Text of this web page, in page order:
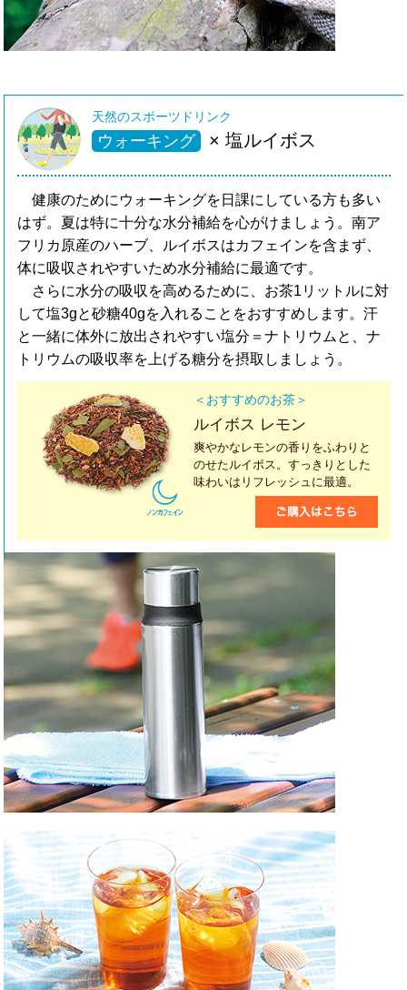
天然のスポーツドリンク
ウォーキング × 塩ルイボス
健康のためにウォーキングを日課にしている方も多い
はず。夏は特に十分な水分補給を心がけましょう。南ア
フリカ原産のハーブ、ルイボスはカフェインを含まず、
体に吸収されやすいため水分補給に最適です。
さらに水分の吸収を高めるために、お茶1リットルに対
して塩3gと砂糖40gを入れることをおすすめします。汗
と一緒に体外に放出されやすい塩分＝ナトリウムと、ナ
トリウムの吸収率を上げる糖分を摂取しましょう。
＜おすすめのお茶＞
ルイボス レモン
爽やかなレモンの香りをふわりと
のせたルイボス。すっきりとした
味わいはリフレッシュに最適。